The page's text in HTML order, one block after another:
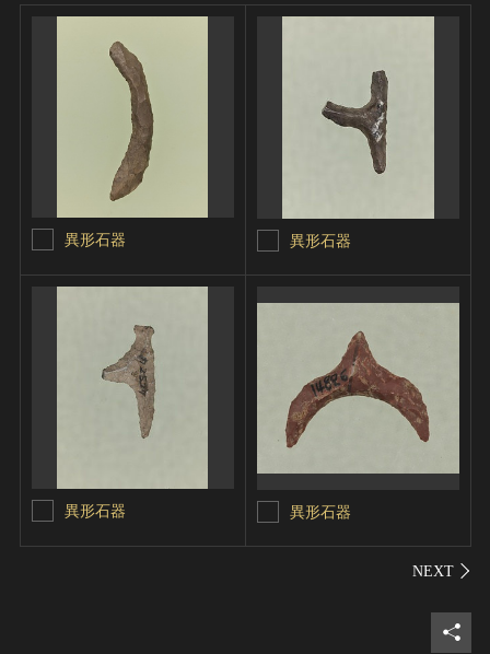
異形石器 異形石器
異形石器 異形石器
シェ